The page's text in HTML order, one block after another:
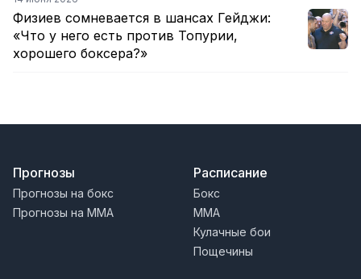
Физиев сомневается в шансах Гейджи:
«Что у него есть против Топурии,
хорошего боксера?»
Прогнозы
Прогнозы на бокс
Прогнозы на MMA
Расписание
Бокс
MMA
Кулачные бои
Пощечины